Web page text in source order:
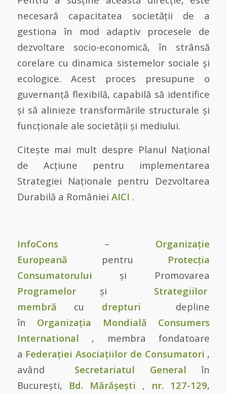
necesară capacitatea societății de a
gestiona în mod adaptiv procesele de
dezvoltare socio-economică, în strânsă
corelare cu dinamica sistemelor sociale și
ecologice. Acest proces presupune o
guvernanță flexibilă, capabilă să identifice
și să alinieze transformările structurale și
funcționale ale societății și mediului.
Citește mai mult despre Planul Național
de Acțiune pentru implementarea
Strategiei Naționale pentru Dezvoltarea
Durabilă a României AICI .
InfoCons– Organizație
Europeană pentru Protecția
Consumatorului și Promovarea
Programelor
și Strategiilor
membră cu drepturi depline
în Organizația Mondială
Consumers
International , membra fondatoare
a Federației Asociațiilor de Consumatori ,
având Secretariatul General în
București, Bd. Mărășești , nr. 127-129,